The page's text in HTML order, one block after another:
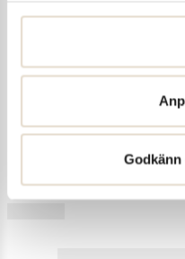
Godkänn